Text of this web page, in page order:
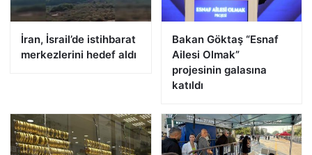
İran, İsrail’de istihbarat
merkezlerini hedef aldı
Bakan Göktaş “Esnaf
Ailesi Olmak”
projesinin galasına
katıldı